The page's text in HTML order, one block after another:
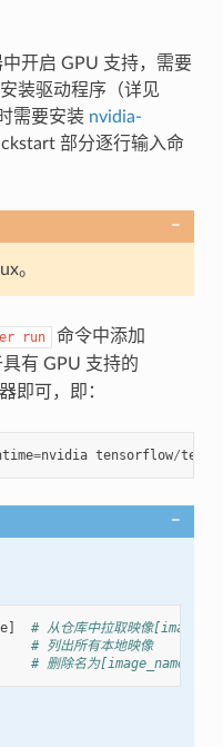
开启 GPU 支持，需要
装驱动程序（详见
需要安装 nvidia-
部分逐行输入命
。
run 命令中添加
有 GPU 支持的
即可，即：
=nvidia tensorflow/
]
# 从仓库中拉取映像
# 列出所有本地映像
# 删除名为[image_name]的本